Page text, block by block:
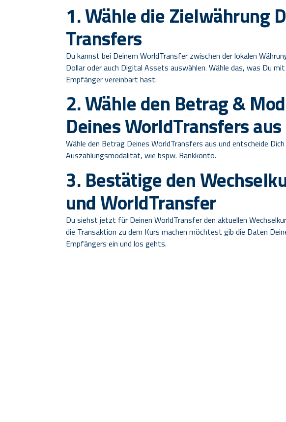
1. Wähle die Zielwährung
Transfers
Du kannst bei Deinem WorldTransfer zwischen der lokalen
Dollar oder auch Digital Assets auswählen. Wähle das, was Du
Empfänger vereinbart hast.
2. Wähle den Betrag &
Deines WorldTransfers aus
Wähle den Betrag Deines WorldTransfers aus und entscheide
Auszahlungsmodalität, wie bspw. Bankkonto.
3. Bestätige den
und WorldTransfer
Du siehst jetzt für Deinen WorldTransfer den aktuellen
die Transaktion zu dem Kurs machen möchtest gib die Daten
Empfängers ein und los gehts.